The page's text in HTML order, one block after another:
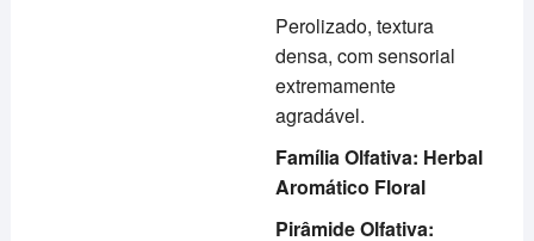
Perolizado, textura
densa, com sensorial
extremamente
agradável.
Família Olfativa: Herbal
Aromático Floral
Pirâmide Olfativa: